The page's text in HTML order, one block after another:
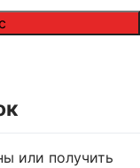
или получить